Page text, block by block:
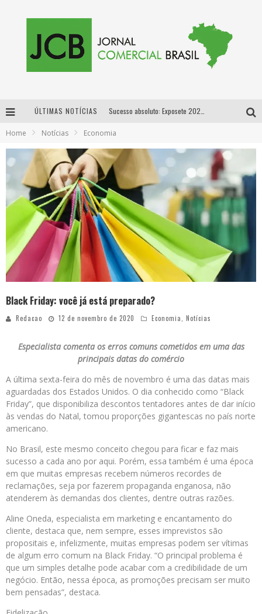
ÚLTIMAS NOTÍCIAS
Home Notícias Economia
Black Friday: você já está preparado?
Redacao 12 de novembro de 2020 Economia, Notícias
Especialista comenta os erros comuns cometidos em uma das
principais datas do comércio
A última sexta-feira do mês de novembro é uma das datas mais
aguardadas dos Estados Unidos. O dia conhecido como “Black
Friday”, que disponibiliza descontos tentadores antes de dar início
às vendas do Natal, tomou proporções gigantescas no país norte
americano.
No Brasil, este mesmo conceito chegou para ficar e faz mais
sucesso a cada ano por aqui. Porém, essa também é uma época
em que muitas empresas recebem números recordes de
reclamações, seja por fazerem propaganda enganosa, não
atenderem às demandas dos clientes, dentre outras razões.
Aline Oneda, especialista em marketing e encantamento do
cliente, destaca que, nem sempre, esses imprevistos são
propositais e, infelizmente, muitas empresas podem ser vítimas
de algum erro comum na Black Friday. “O principal problema é
que um simples detalhe pode acabar com a credibilidade de um
negócio. Então, nessa época, as promoções precisam ser muito
bem pensadas”, destaca.